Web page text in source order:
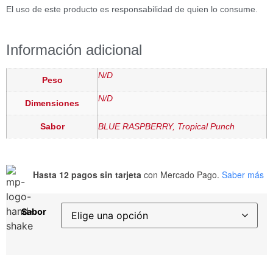
El uso de este producto es responsabilidad de quien lo consume.
Información adicional
Peso N/D
Dimensiones N/D
Sabor BLUE RASPBERRY, Tropical Punch
Hasta 12 pagos sin tarjeta con Mercado Pago. Saber más
Sabor